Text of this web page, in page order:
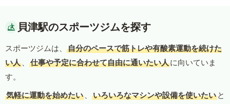
貝津駅のスポーツジムを探す
スポーツジムは、
自分のペースで筋トレや有酸素運動を続けた
い人 、 仕事や予定に合わせて自由に通いたい人に向いていま
す。
気軽に運動を始めたい 、 いろいろなマシンや設備を使いたい と